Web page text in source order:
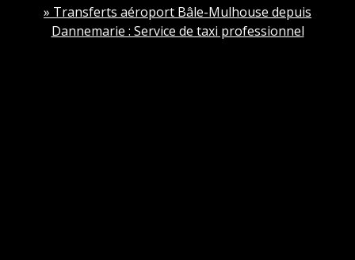
» Transferts aéroport Bâle-Mulhouse depuis
Dannemarie : Service de taxi professionnel